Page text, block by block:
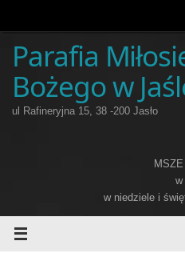
Parafia
Bożego w
ul Rafineryjna 15, 38 -200 Jasło
w
w niedziele i